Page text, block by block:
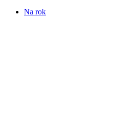
Na rok